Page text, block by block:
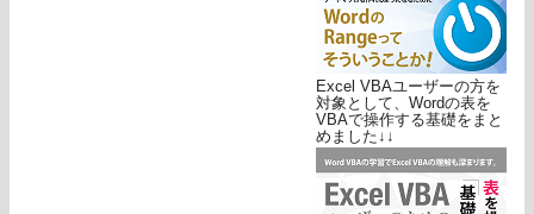
Excel VBAユーザーの方を
対象として、Wordの表を
VBAで操作する基礎をまと
めました↓↓